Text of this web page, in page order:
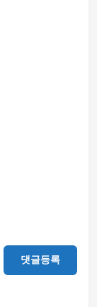
댓글등록